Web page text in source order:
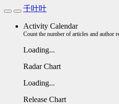
千叶叶
Activity Calendar
Count the number of articles and author
Loading...
Radar Chart
Loading...
Release Chart